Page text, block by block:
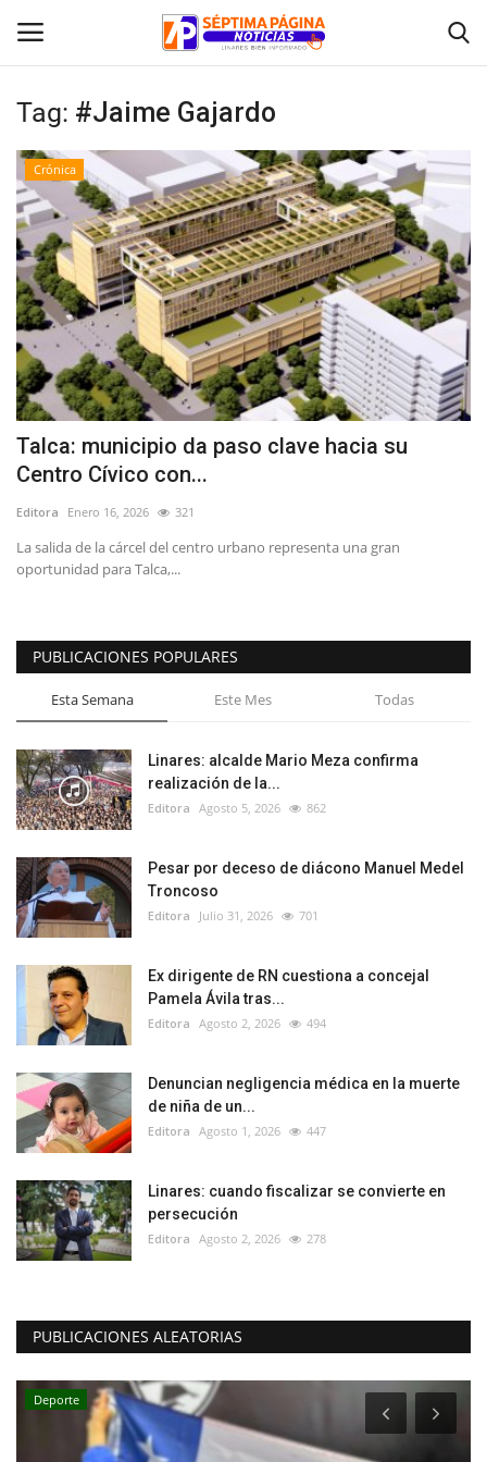
Inicio
Crónica
Policial
Tribunales
Deporte
Política
Espectáculos
Tag: #Jaime Gajardo
Crónica
Talca: municipio da paso clave hacia su
Centro Cívico con...
Editora Enero 16, 2026 321
La salida de la cárcel del centro urbano representa una gran
oportunidad para Talca,...
PUBLICACIONES POPULARES
Esta Semana Este Mes Todas
Linares: alcalde Mario Meza confirma
realización de la...
Editora Agosto 5, 2026 862
Pesar por deceso de diácono Manuel Medel
Troncoso
Editora Julio 31, 2026 701
Ex dirigente de RN cuestiona a concejal
Pamela Ávila tras...
Editora Agosto 2, 2026 494
Denuncian negligencia médica en la muerte
de niña de un...
Editora Agosto 1, 2026 447
Linares: cuando fiscalizar se convierte en
persecución
Editora Agosto 2, 2026 278
PUBLICACIONES ALEATORIAS
Deporte